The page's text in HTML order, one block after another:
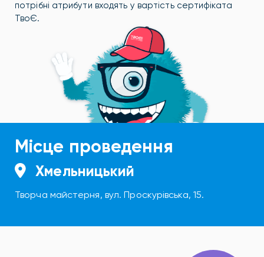
потрібні атрибути входять у вартість сертифіката
ТвоЄ.
Місце проведення
Хмельницький
Творча майстерня, вул. Проскурівська, 15.